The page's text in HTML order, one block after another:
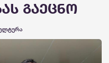
გაეცნო